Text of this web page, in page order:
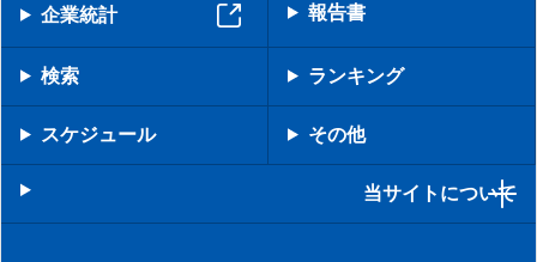
企業統計 報告書
検索 ランキング
スケジュール その他
当サイトについて